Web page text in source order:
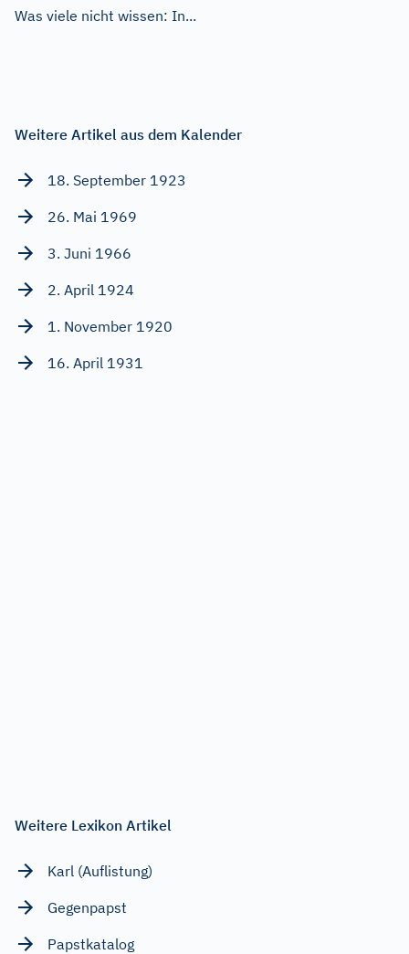
Was viele nicht wissen: In...
Weitere Artikel aus dem Kalender
18. September 1923
26. Mai 1969
3. Juni 1966
2. April 1924
1. November 1920
16. April 1931
Weitere Lexikon Artikel
Karl (Auflistung)
Gegenpapst
Papstkatalog